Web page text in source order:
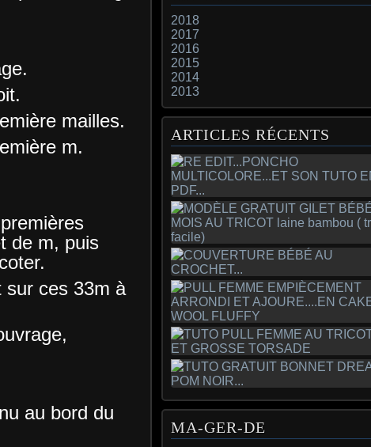
mailles.
m.
de m, puis
ces 33m à
au bord du
2018
2017
2016
2015
2014
2013
ARTICLES RÉCENTS
MA-GER-DE